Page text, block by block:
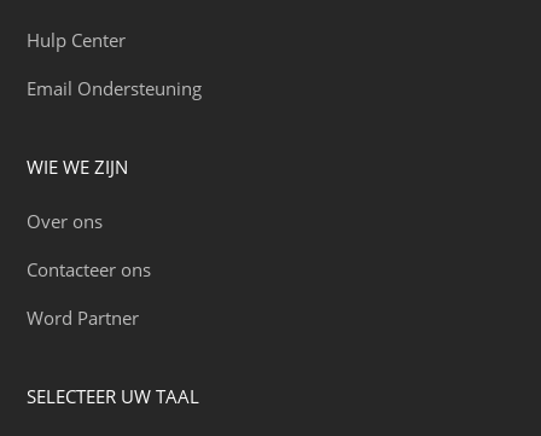
Hulp Center
Email Ondersteuning
WIE WE ZIJN
Over ons
Contacteer ons
Word Partner
SELECTEER UW TAAL